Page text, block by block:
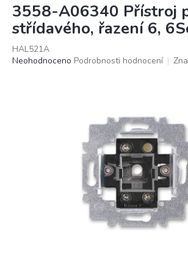
3558-A06340 Přístroj
střídavého, řazení 6,
HAL521A
Průměrné
Neohodnoceno Podrobnosti hodnocení